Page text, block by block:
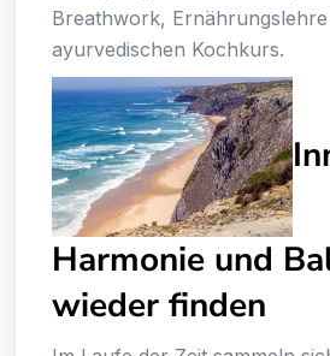
Breathwork,
ayurvedischen Kochkurs.
Harmonie und
wieder finden